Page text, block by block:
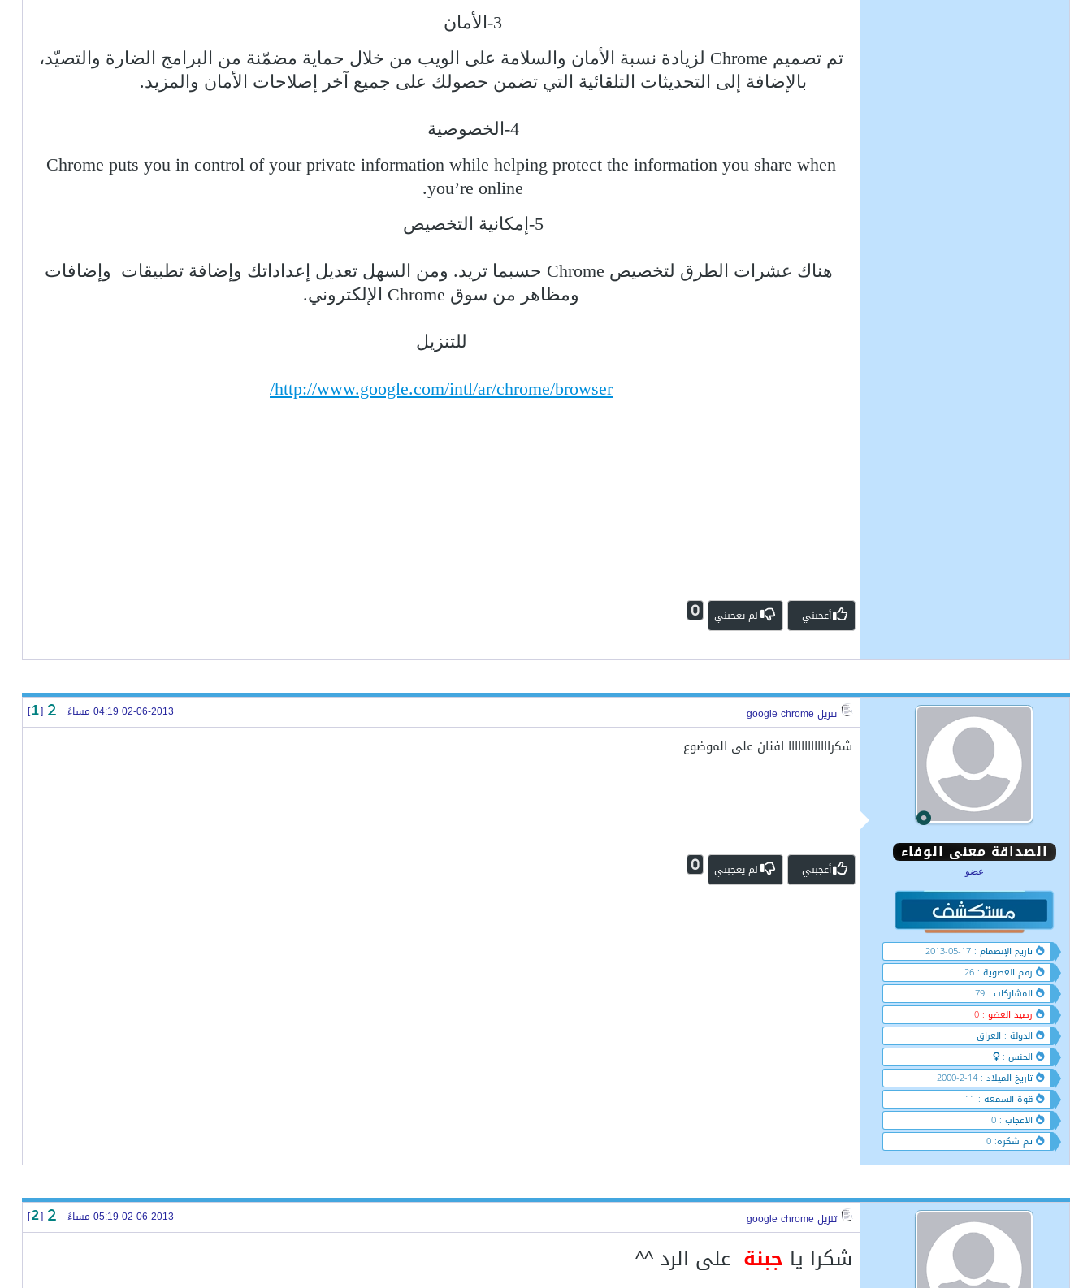
3-الأمان
تم تصميم Chrome لزيادة نسبة الأمان والسلامة على الويب من خلال حماية مضمّنة من البرامج الضارة والتصيّد،
بالإضافة إلى التحديثات التلقائية التي تضمن حصولك على جميع آخر إصلاحات الأمان والمزيد.
4-الخصوصية
Chrome puts you in control of your private information while helping protect the information you share when
you’re online.
5-إمكانية التخصيص
هناك عشرات الطرق لتخصيص Chrome حسبما تريد. ومن السهل تعديل إعداداتك وإضافة تطبيقات وإضافات
ومظاهر من سوق Chrome الإلكتروني.
للتنزيل
http://www.google.com/intl/ar/chrome/browser/
أعجبني لم يعجبني 0
تنزيل google chrome [
1
]
الصداقة معنى الوفاء
عضو
تاريخ الإنضمام : 17-05-2013
رقم العضوية : 26
المشاركات : 79
رصيد العضو : 0
الدولة : العراق
الجنس :
تاريخ الميلاد : 14-2-2000
قوة السمعة : 11
الاعجاب : 0
تم شكره: 0
شكرااااااااااااا افنان على الموضوع
أعجبني لم يعجبني 0
تنزيل google chrome [
2
]
شكرا يا جبنة على الرد ^^